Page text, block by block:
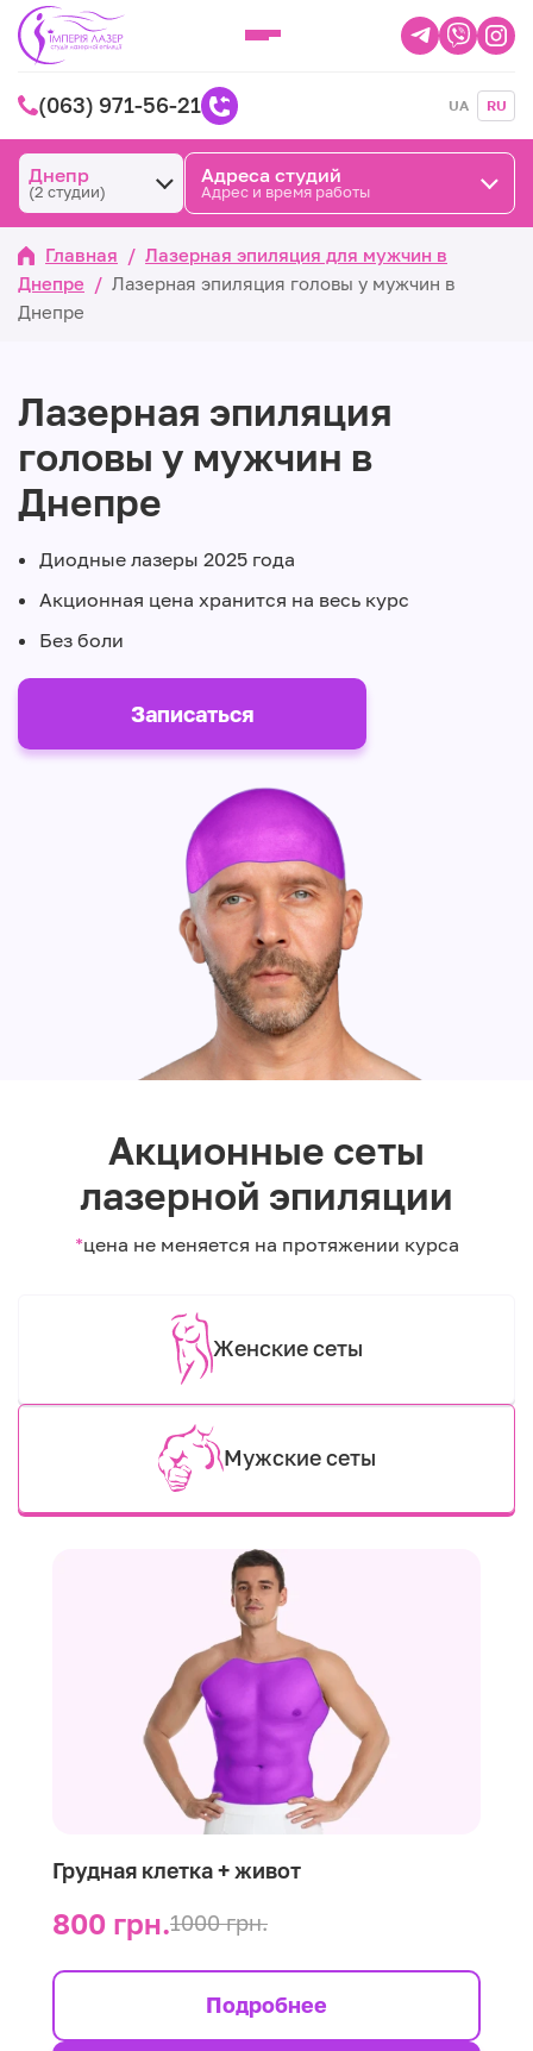
(063) 971-56-21 UA RU
Днепр
(2 студии)
Адреса студий
Адрес и время работы
Главная / Лазерная эпиляция для мужчин в
Днепре
/ Лазерная эпиляция головы у мужчин в
Днепре
Лазерная эпиляция
головы у мужчин в
Днепре
Диодные лазеры 2025 года
Акционная цена хранится на весь курс
Без боли
Записаться
Акционные сеты
лазерной эпиляции
*цена не меняется на протяжении курса
Женские сеты
Мужские сеты
Грудная клетка + живот
800 грн.1000 грн.
Подробнее